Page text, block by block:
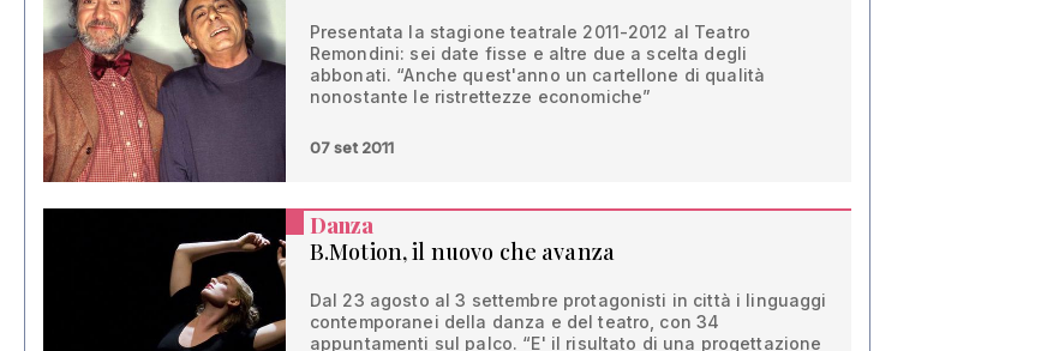
Presentata la stagione teatrale 2011-2012 al Teatro
Remondini: sei date fisse e altre due a scelta degli
abbonati. “Anche quest'anno un cartellone di qualità
nonostante le ristrettezze economiche”
07 set 2011
Danza
B.Motion, il nuovo che avanza
Dal 23 agosto al 3 settembre protagonisti in città i linguaggi
contemporanei della danza e del teatro, con 34
appuntamenti sul palco. “E' il risultato di una progettazione